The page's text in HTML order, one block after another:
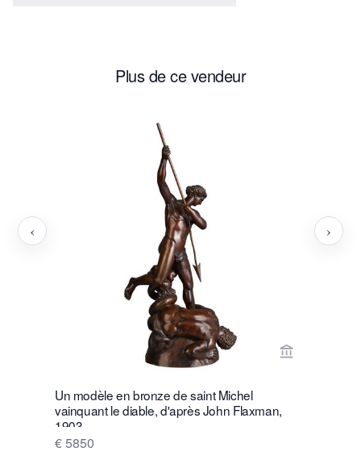
Plus de ce vendeur
Voir la page
Un modèle en bronze de saint Michel
vainquant le diable, d'après John Flaxman,
1903
€ 5850
‹ ›